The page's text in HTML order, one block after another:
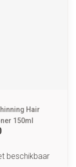
Hair
150ml
beschikbaar